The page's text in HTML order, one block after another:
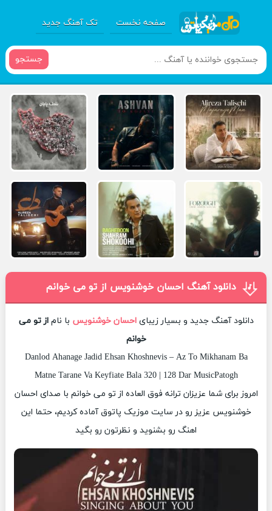
صفحه نخست تک آهنگ جدید
جستجو
دانلود آهنگ احسان خوشنویس از تو می خوانم
دانلود آهنگ جدید و بسیار زیبایاحسان خوشنویس با ناماز تو می
خوانم
Danlod Ahanage Jadid Ehsan Khoshnevis – Az To Mikhanam Ba
Matne Tarane Va Keyfiate Bala 320 | 128 Dar MusicPatogh
امروز برای شما عزیزان ترانه فوق العاده از تو می خوانم با صدای احسان
خوشنویس عزیز رو در سایت موزیک پاتوق آماده کردیم، حتما این
اهنگ رو بشنوید و نظرتون رو بگید